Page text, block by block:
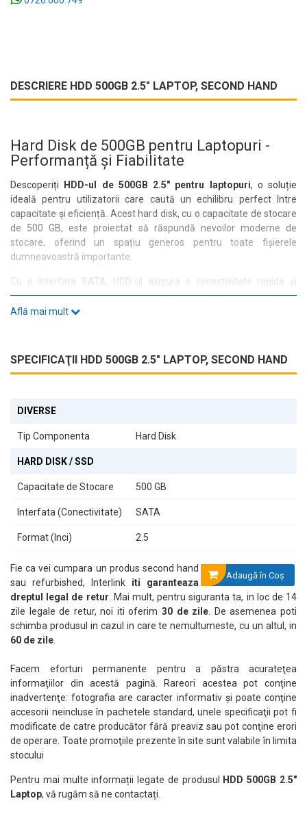
DESCRIERE HDD 500GB 2.5" LAPTOP, SECOND HAND
Hard Disk de 500GB pentru Laptopuri -
Performanță și Fiabilitate
Descoperiți HDD-ul de 500GB 2.5" pentru laptopuri, o soluție
ideală pentru utilizatorii care caută un echilibru perfect între
capacitate și eficiență. Acest hard disk, cu o capacitate de stocare
de 500 GB, este proiectat să răspundă nevoilor moderne de
stocare, oferind un spațiu generos pentru toate fișierele
dumneavoastră importante.
Cu o interfață SATA, HDD-ul asigură o conectivitate rapidă și
stabilă, facilitând transferul de date fără întreruperi. Dimensiunea
de 2.5 inci îl face perfect pentru laptopuri, unde spațiul este
dumneavoastră sau să extindeți capacitatea de stocare, acest
hard disk este alegerea potrivită. Fiind un component second-
HDD-ul de 500GB 2.5" și transformați-vă laptopul într-un
Află mai mult
SPECIFICAŢII HDD 500GB 2.5" LAPTOP, SECOND HAND
DIVERSE
Tip Componenta Hard Disk
HARD DISK / SSD
Capacitate de Stocare 500 GB
Interfata (Conectivitate) SATA
Format (Inci) 2.5
Adaugă în Coş
Fie ca vei cumpara un produs second hand
sau refurbished, Interlink iti garanteaza
dreptul legal de retur . Mai mult, pentru siguranta ta, in loc de 14
zile legale de retur, noi iti oferim30 de zile . De asemenea poti
schimba produsul in cazul in care te nemultumeste, cu un altul, in
60 de zile
Facem eforturi permanente pentru a păstra acurateţea
informaţiilor din acestă pagină. Rareori acestea pot conţine
inadvertenţe: fotografia are caracter informativ şi poate conţine
accesorii neincluse în pachetele standard, unele specificaţii pot fi
modificate de catre producător fără preaviz sau pot conţine erori
de operare. Toate promoţiile prezente în site sunt valabile în limita
stocului
Pentru mai multe informații legate de produsul HDD 500GB 2.5"
Laptop, vă rugăm să ne contactați.